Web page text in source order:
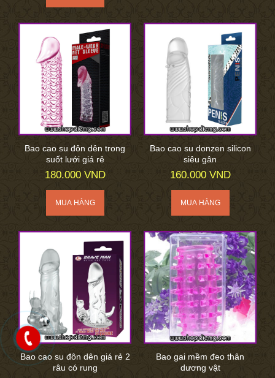
Bao cao su đôn dên trong
suốt lưới giá rẻ
180.000 VND
Bao cao su donzen silicon
siêu gân
160.000 VND
Bao cao su đôn dên giá rẻ 2
râu có rung
Bao gai mềm đeo thân
dương vật